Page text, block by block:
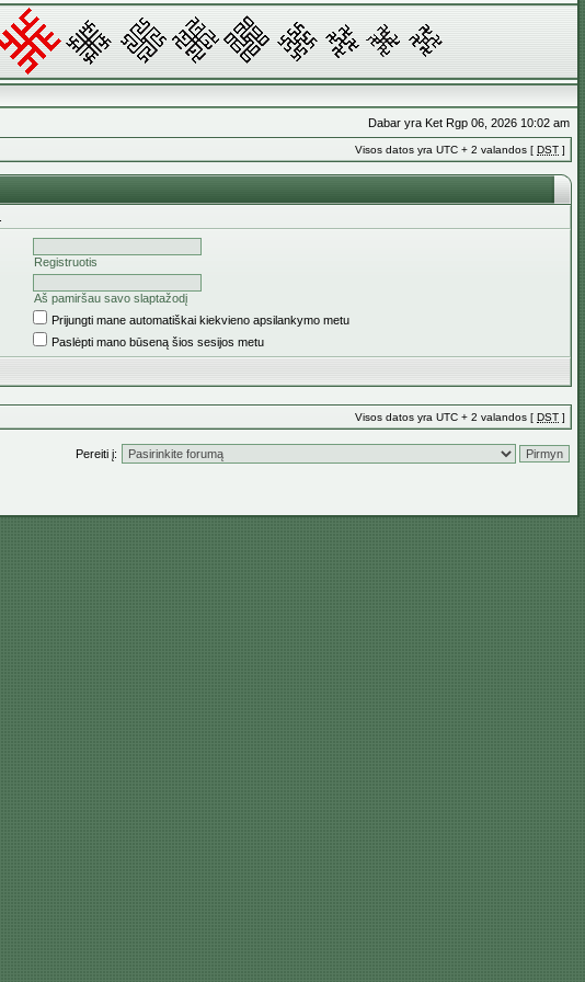
Dabar yra Ket Rgp 06, 2026 10:02 am
Visos datos yra UTC + 2 valandos [ DST ]
Registruotis
Aš pamiršau savo slaptažodį
Prijungti mane automatiškai kiekvieno apsilankymo metu
Paslėpti mano būseną šios sesijos metu
Visos datos yra UTC + 2 valandos [ DST ]
Pereiti į: